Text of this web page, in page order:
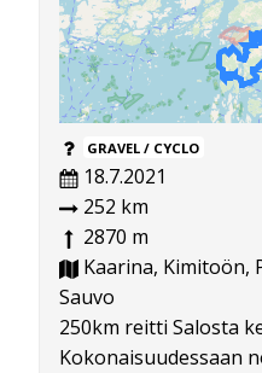
GRAVEL / CYCLO
18.7.2021
252 km
2870 m
Kaarina, Kimitoön,
Sauvo
250km reitti Salosta
Kokonaisuudessaan